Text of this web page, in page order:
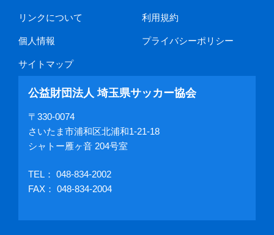
リンクについて 利用規約
個人情報 プライバシーポリシー
サイトマップ
公益財団法人 埼玉県サッカー協会
〒330-0074
さいたま市浦和区北浦和1-21-18
シャトー雁ヶ音 204号室
TEL： 048-834-2002
FAX： 048-834-2004